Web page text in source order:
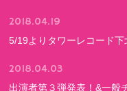
2018.04.19
5/19よりタワーレコード下
2018.04.03
出演者第３弾発表！&一般